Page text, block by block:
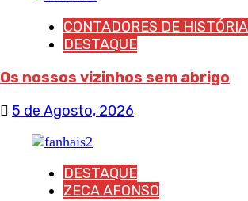
CONTADORES DE
DESTAQUE
Os nossos vizinhos sem abrigo
5 de Agosto, 2026
DESTAQUE
ZECA AFONSO